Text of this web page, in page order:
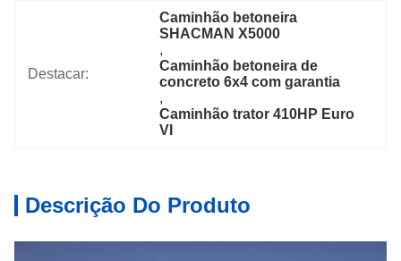
Destacar:
Caminhão betoneira
SHACMAN X5000
,
Caminhão betoneira de
concreto 6x4 com garantia
,
Caminhão trator 410HP Euro
VI
Descrição Do Produto